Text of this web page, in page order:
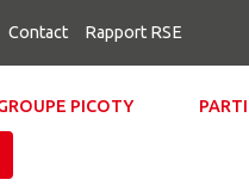
Contact Rapport RSE
PICOTY